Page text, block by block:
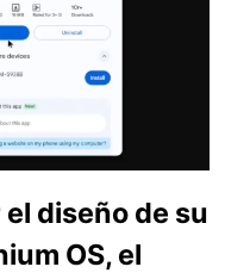
diseño de su
OS, el